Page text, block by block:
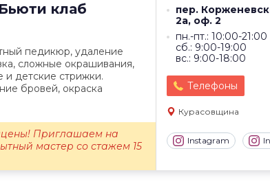
Бьюти клаб
пер.
2а, оф. 2
пн.-пт.: 10:00-21:00
сб.: 9:00-19:00
вс.: 9:00-18:00
Телефоны
Курасовщина
Instagram
педикюр, удаление
сложные окрашивания,
и детские стрижки.
бровей, окраска
Приглашаем на
мастер со стажем 15